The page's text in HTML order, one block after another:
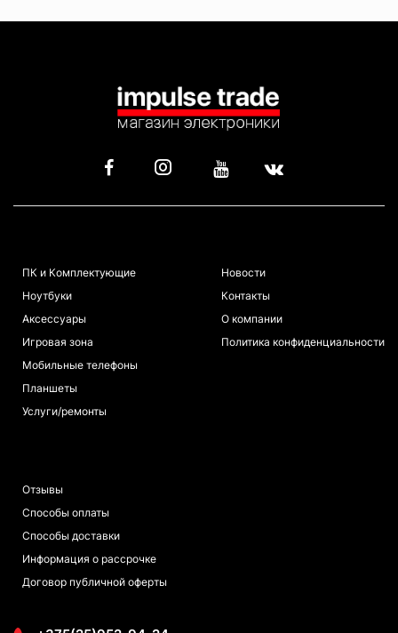
ПК и Комплектующие
Ноутбуки
Аксессуары
Игровая зона
Мобильные телефоны
Планшеты
Услуги/ремонты
Новости
Контакты
О компании
Политика конфиденциальности
Отзывы
Способы оплаты
Способы доставки
Информация о рассрочке
Договор публичной оферты